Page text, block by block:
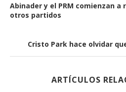
Abinader y el PRM comienzan a
otros partidos
Cristo Park hace olvidar
ARTÍCULOS